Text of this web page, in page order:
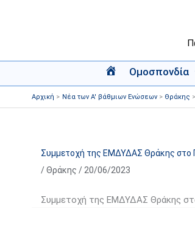
Α
ρ
χ
ή
Ομοσπονδία
Αρχική Νέα των Α' βάθμιων Ενώσεων Θράκης
Συμμετοχή της ΕΜΔΥΔΑΣ Θράκης στο
/Θράκης / 20/06/2023
Συμμετοχή της ΕΜΔΥΔΑΣ Θράκης